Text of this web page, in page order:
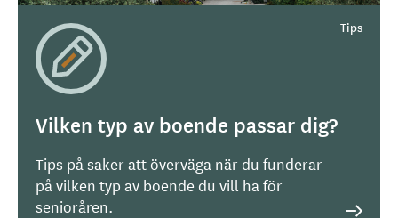
Vilken typ av boende passar dig?
Tips på saker att överväga när du funderar
på vilken typ av boende du vill ha för
senioråren.